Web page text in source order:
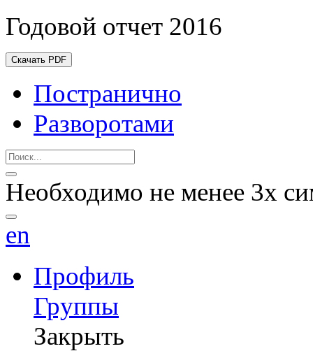
Годовой отчет 2016
Скачать PDF
Постранично
Разворотами
Необходимо не менее 3х
en
Профиль
Группы
Закрыть